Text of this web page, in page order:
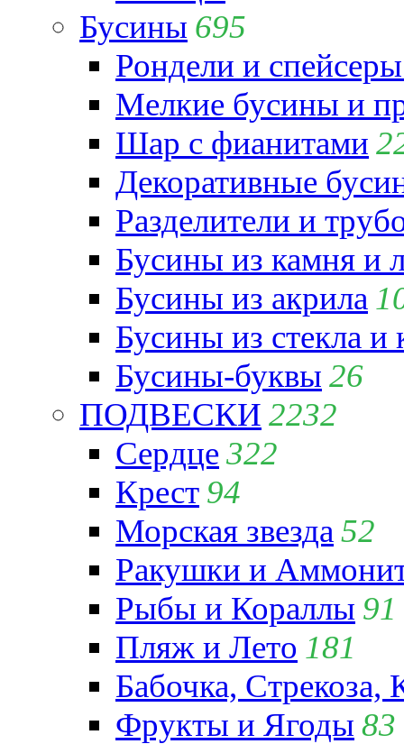
Бусины 695
Рондели и
Мелкие бусины и
Шар с фианитами
Декоративные
Разделители и
Бусины из камня и
Бусины из акрила
Бусины из стекла и
Бусины-буквы 26
ПОДВЕСКИ 2232
Сердце322
Крест 94
Морская звезда 52
Ракушки и
Рыбы и Кораллы 91
Пляж и Лето 181
Бабочка,
Фрукты и Ягоды 83